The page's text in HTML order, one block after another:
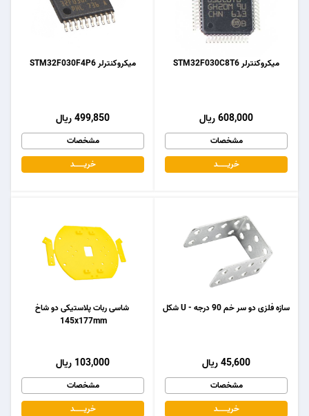
میکروکنترلر STM32F030F4P6
499,850 ریال
مشخصات
خریـــــــد
میکروکنترلر STM32F030C8T6
608,000 ریال
مشخصات
خریـــــــد
شاسی ربات پلاستیکی دو شاخ
145x177mm
103,000 ریال
مشخصات
خریـــــــد
سازه فلزی دو سر خم 90 درجه - U شکل
45,600 ریال
مشخصات
خریـــــــد